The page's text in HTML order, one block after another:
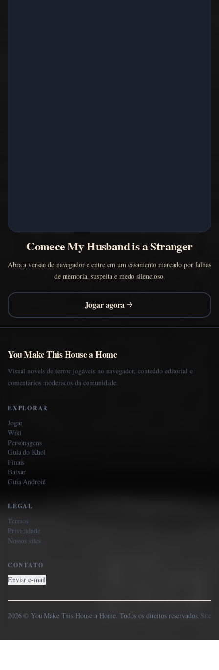
Comece My Husband is a Stranger
Abra a versao de navegador e entre em um casamento marcado por falhas
de memoria, suspeita e medo silencioso.
Jogar agora
You Make This House a Home
Visual novels de terror jogáveis no navegador, conteúdo editorial e
comentários moderados da comunidade.
EXPLORAR
Jogar
Wiki
Personagens
Guia do Khol
Finais
Baixar
Guia Android
LEGAL
Termos
Privacidade
Nossos sites
CONTATO
Enviar e-mail
2026 © You Make This House a Home. Todos os direitos reservados. Site